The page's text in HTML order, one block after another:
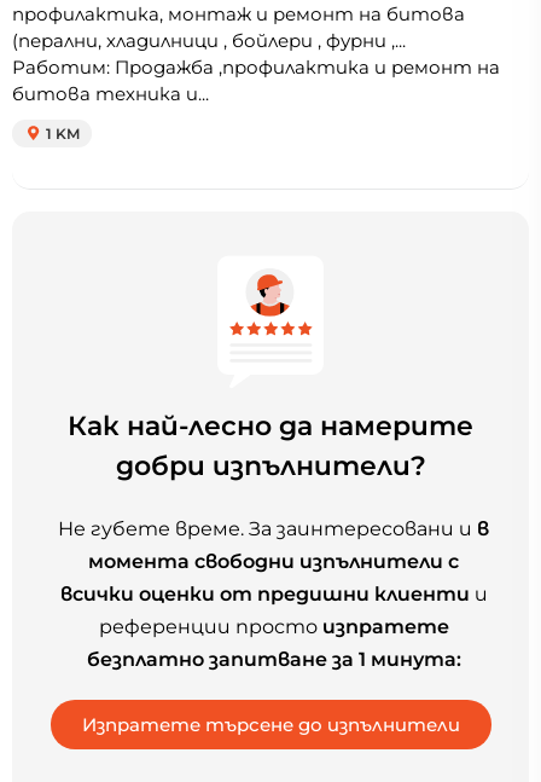
профилактика, монтаж и ремонт на битова
(перални, хладилници , бойлери , фурни ,...
Работим: Продажба ,профилактика и ремонт на
битова техника и...
1 KM
Как най-лесно да намерите
добри изпълнители?
Не губете време. За заинтересовани и в
момента свободни изпълнители с
всички оценки от предишни клиенти и
референции просто изпратете
безплатно запитване за 1 минута: